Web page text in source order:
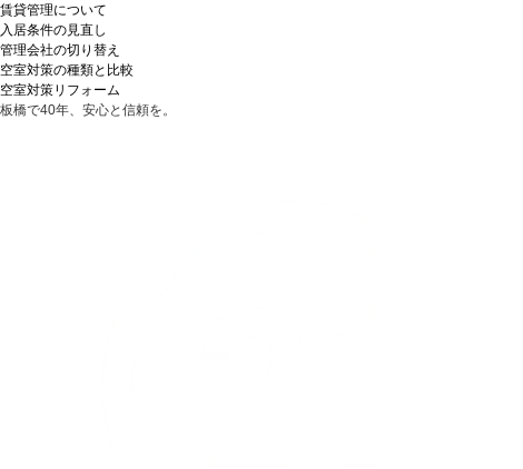
賃貸管理について
入居条件の見直し
管理会社の切り替え
空室対策の種類と比較
空室対策リフォーム
板橋で40年、安心と信頼を。